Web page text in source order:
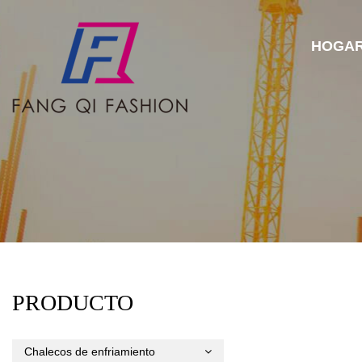
PRODUCTO
Chalecos de enfriamiento